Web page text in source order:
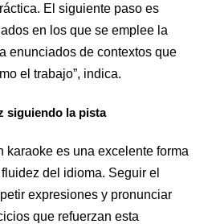
El siguiente paso es
en los que se emplee la
enunciados de contextos que
el trabajo”, indica.
siguiendo la pista
karaoke es una excelente forma
del idioma. Seguir el
expresiones y pronunciar
que refuerzan esta